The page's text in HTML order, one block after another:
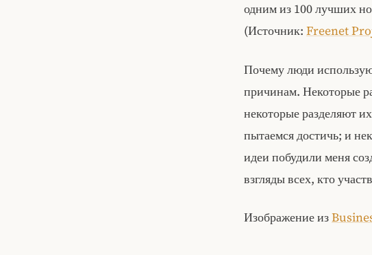
одним из 100 лучших
(Источник: Freenet
Почему люди
причинам. Некоторые
некоторые разделяют
пытаемся достичь; и
идеи побудили меня
взгляды всех, кто
Изображение из